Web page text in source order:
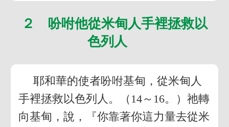
２ 吩咐他從米甸人手裡拯救以
色列人
耶和華的使者吩咐基甸，從米甸人
手裡拯救以色列人。（14～16。）祂轉
向基甸，說，『你靠著你這力量去從米